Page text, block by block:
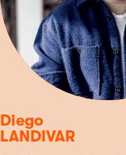
Diego
LANDIVAR